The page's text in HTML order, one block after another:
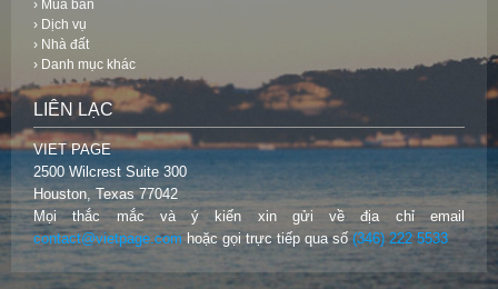
› Mua bán
› Dịch vụ
› Nhà đất
› Danh mục khác
LIÊN LẠC
VIET PAGE
2500 Wilcrest Suite 300
Houston, Texas 77042
Mọi thắc mắc và ý kiến xin gửi về địa chỉ email
contact@vietpage.com hoặc gọi trực tiếp qua số(346) 222 5533